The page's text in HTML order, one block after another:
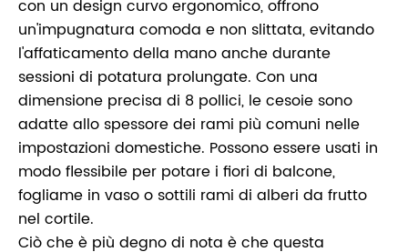
con un design curvo ergonomico, offrono
un'impugnatura comoda e non slittata, evitando
l'affaticamento della mano anche durante
sessioni di potatura prolungate. Con una
dimensione precisa di 8 pollici, le cesoie sono
adatte allo spessore dei rami più comuni nelle
impostazioni domestiche. Possono essere usati in
modo flessibile per potare i fiori di balcone,
fogliame in vaso o sottili rami di alberi da frutto
nel cortile.
Ciò che è più degno di nota è che questa